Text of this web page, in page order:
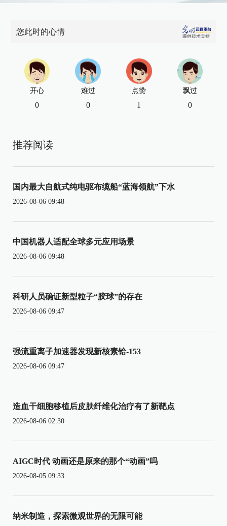
您此时的心情
开心
0
难过
0
点赞
1
飘过
0
推荐阅读
国内最大自航式纯电驱布缆船“蓝海领航”下水
2026-08-06 09:48
中国机器人适配全球多元应用场景
2026-08-06 09:48
科研人员确证新型粒子“胶球”的存在
2026-08-06 09:47
强流重离子加速器发现新核素铪-153
2026-08-06 09:47
造血干细胞移植后皮肤纤维化治疗有了新靶点
2026-08-06 02:30
AIGC时代 动画还是原来的那个“动画”吗
2026-08-05 09:33
纳米制造，探索微观世界的无限可能